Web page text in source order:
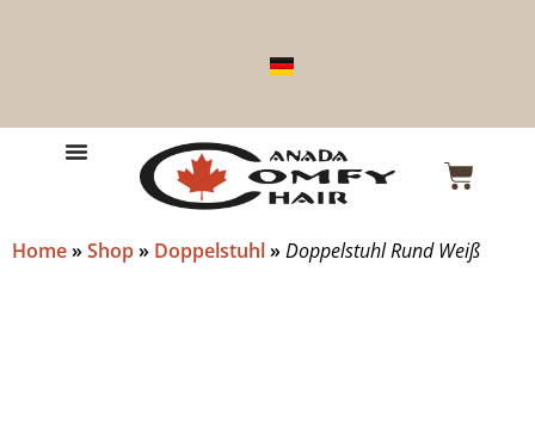
Home»Shop» Doppelstuhl»Doppelstuhl Rund Weiß